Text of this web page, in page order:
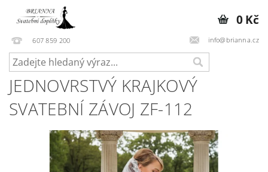
607 859 200 info@brianna.cz
0 Kč
JEDNOVRSTVÝ KRAJKOVÝ
SVATEBNÍ ZÁVOJ ZF-112